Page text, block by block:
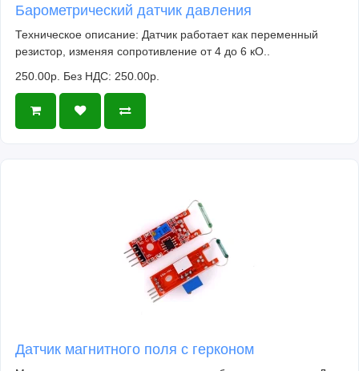
Барометрический датчик давления
Техническое описание: Датчик работает как переменный
резистор, изменяя сопротивление от 4 до 6 кО..
250.00р. Без НДС: 250.00р.
Датчик магнитного поля с герконом